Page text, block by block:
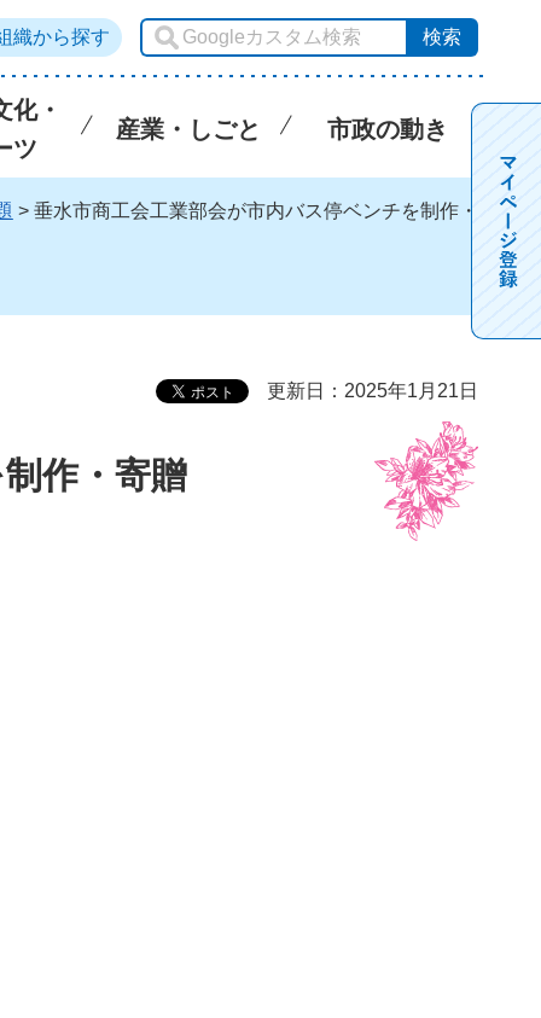
織から探す
化・
ツ
産業・しごと 市政の動き
> 垂水市商工会工業部会が市内バス停ベンチを制作・
更新日：2025年1月21日
作・寄贈